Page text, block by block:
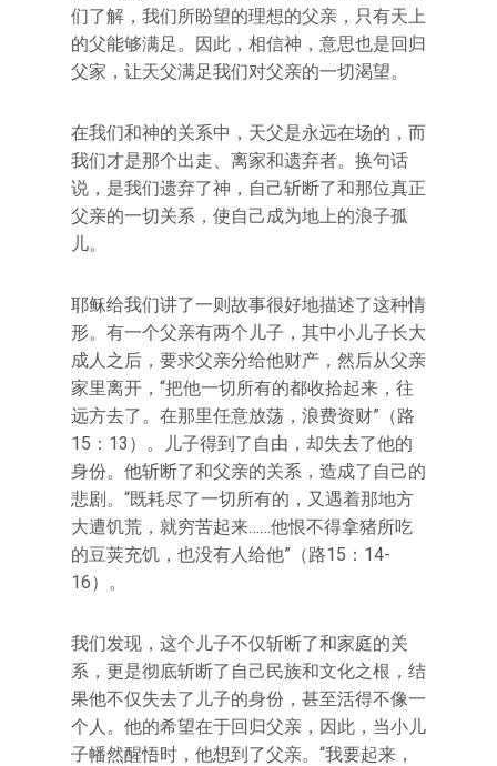
们了解，我们所盼望的理想的父亲，只有天上
的父能够满足。因此，相信神，意思也是回归
父家，让天父满足我们对父亲的一切渴望。
在我们和神的关系中，天父是永远在场的，而
我们才是那个出走、离家和遗弃者。换句话
说，是我们遗弃了神，自己斩断了和那位真正
父亲的一切关系，使自己成为地上的浪子孤
儿。
耶稣给我们讲了一则故事很好地描述了这种情
形。有一个父亲有两个儿子，其中小儿子长大
成人之后，要求父亲分给他财产，然后从父亲
家里离开，“把他一切所有的都收拾起来，往
远方去了。在那里任意放荡，浪费资财”（路
15：13）。儿子得到了自由，却失去了他的
身份。他斩断了和父亲的关系，造成了自己的
悲剧。“既耗尽了一切所有的，又遇着那地方
大遭饥荒，就穷苦起来……他恨不得拿猪所吃
的豆荚充饥，也没有人给他”（路15：14-
16）。
我们发现，这个儿子不仅斩断了和家庭的关
系，更是彻底斩断了自己民族和文化之根，结
果他不仅失去了儿子的身份，甚至活得不像一
个人。他的希望在于回归父亲，因此，当小儿
子幡然醒悟时，他想到了父亲。“我要起来，